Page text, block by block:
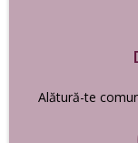
Alătură-te